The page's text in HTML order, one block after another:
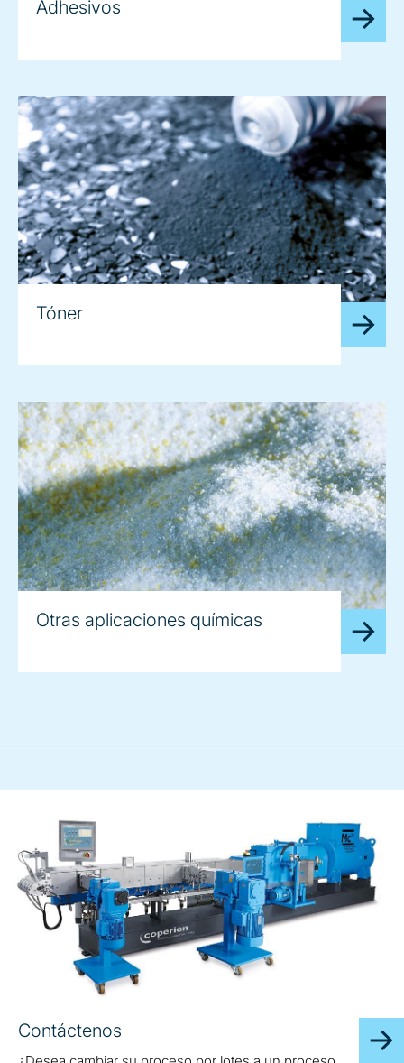
Adhesivos
Tóner
Otras aplicaciones químicas
Contáctenos